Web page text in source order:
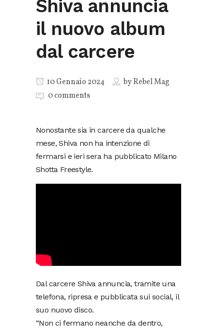
Shiva annuncia
il nuovo album
dal carcere
10 Gennaio 2024 byRebel Mag
0 comments
Nonostante sia in carcere da qualche
mese, Shiva non ha intenzione di
fermarsi e ieri sera ha pubblicato Milano
Shotta Freestyle.
Dal carcere Shiva annuncia, tramite una
telefona, ripresa e pubblicata sui social, il
suo nuovo disco.
“Non ci fermano neanche da dentro,